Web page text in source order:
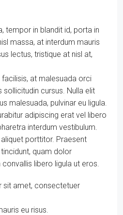
tempor in blandit id, porta in
massa, at interdum mauris
lectus, tristique at nisl at,
facilisis, at malesuada orci
cursus. Nulla elit
malesuada, pulvinar eu ligula.
adipiscing erat vel libero
interdum vestibulum.
porttitor. Praesent
quam dolor
libero ligula ut eros.
sit amet, consectetuer
eu risus.